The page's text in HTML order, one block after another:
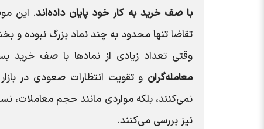
با صف خرید به کار خود پایان داده‌اند. این
تقاضا تنها محدود به چند نماد بزرگ نبوده و
وقتی تعداد زیادی از نمادها با صف خرید
معامله‌گران و تقویت انتظارات صعودی در
نمی‌کنند، بلکه مواردی مانند حجم معاملات،
نیز بررسی می‌کنند.